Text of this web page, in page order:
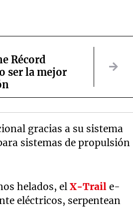
Récord
ser la mejor
gracias a su sistema
sistemas de propulsión
helados, elX-Trail e-
eléctricos, serpentean